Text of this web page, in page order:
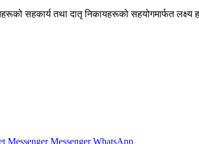
सहकार्य तथा दातृ निकायहरूको सहयोगमार्फत
Messenger Messenger WhatsApp